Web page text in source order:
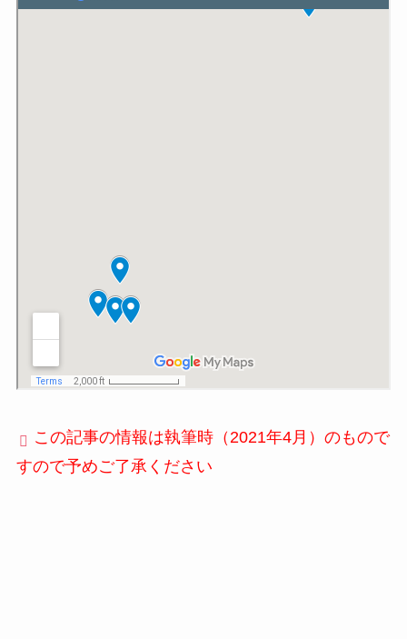
この記事の情報は執筆時（2021年4月）のもので
すので予めご了承ください